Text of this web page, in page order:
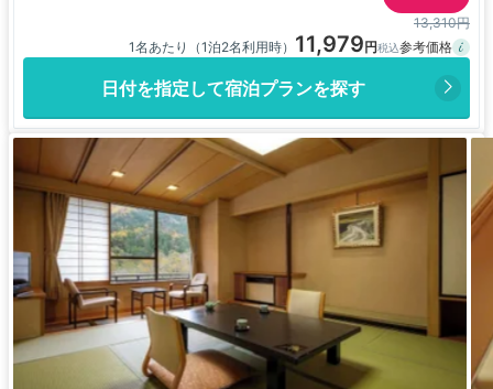
13,310円
1名あたり（1泊2名利用時） 11,979
日付を指定して宿泊プランを探す